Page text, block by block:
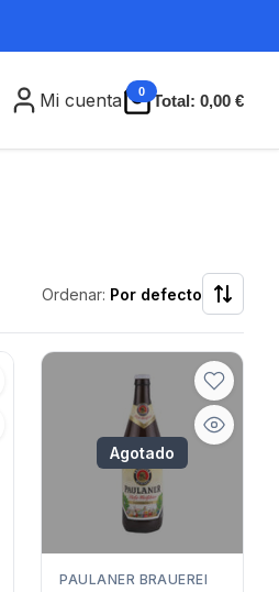
Mi cuenta 0 Total: 0,00 €
Ordenar: Por defecto
Agotado
PAULANER BRAUEREI